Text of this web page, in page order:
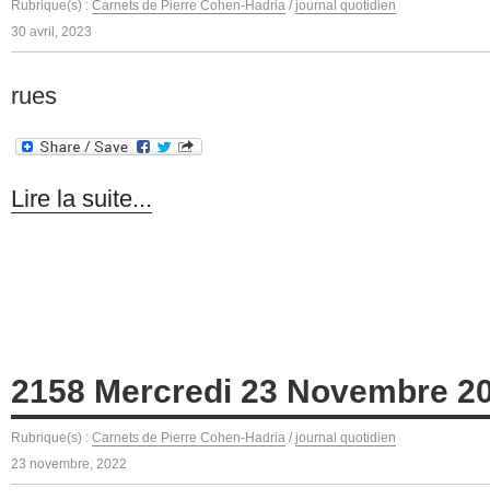
Rubrique(s) : Carnets de Pierre Cohen-Hadria / journal quotidien
30 avril, 2023
rues
Lire la suite...
2158 Mercredi 23 Novembre
Rubrique(s) : Carnets de Pierre Cohen-Hadria / journal quotidien
23 novembre, 2022